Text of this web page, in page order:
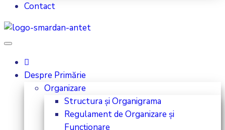
Contact
Despre Primărie
Organizare
Structura și Organigrama
Regulament de Organizare și
Funcționare